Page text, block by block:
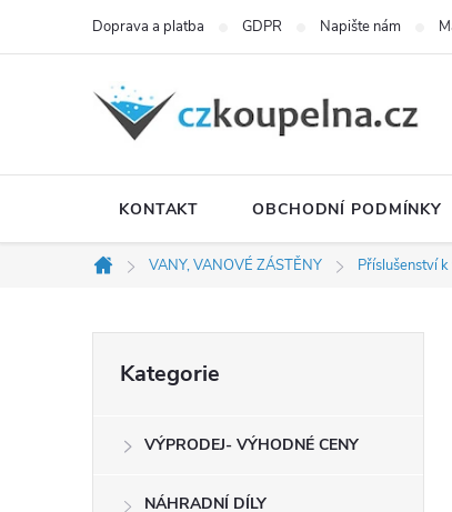
Doprava a platba GDPR Napište nám
KONTAKT OBCHODNÍ PODMÍNKY
Domů
VANY, VANOVÉ ZÁSTĚNY Příslušenství
kategorie
Kategorie
VÝPRODEJ- VÝHODNÉ CENY
NÁHRADNÍ DÍLY